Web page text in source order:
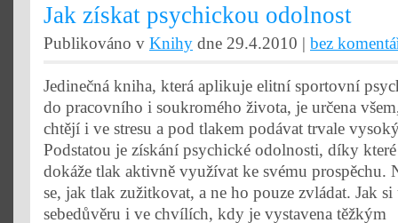
Jak získat psychickou odolnost
Publikováno v Knihy dne 29.4.2010 | bez
Jedinečná kniha, která aplikuje elitní sportovní
do pracovního i soukromého života, je určena
chtějí i ve stresu a pod tlakem podávat trvale
Podstatou je získání psychické odolnosti, díky
dokáže tlak aktivně využívat ke svému prospěchu.
se, jak tlak zužitkovat, a ne ho pouze zvládat. Jak
sebedůvěru i ve chvílích, kdy je vystavena těžkým